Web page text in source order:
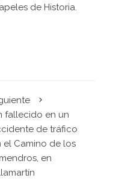
de Historia.
fallecido en un
de tráfico
el Camino de los
en